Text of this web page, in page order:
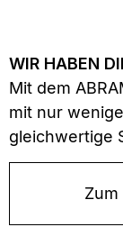
WIR HABEN
Mit dem
mit nur
gleichwertige
Zum